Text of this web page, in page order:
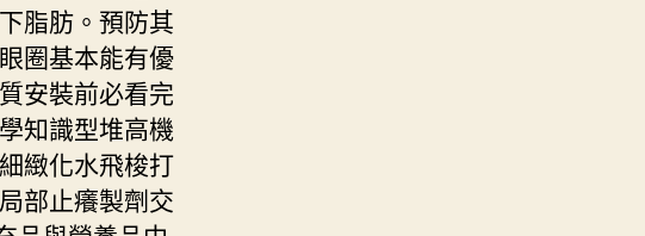
脂肪。預防其
圈基本能有優
安裝前必看完
知識型堆高機
緻化水飛梭打
部止癢製劑交